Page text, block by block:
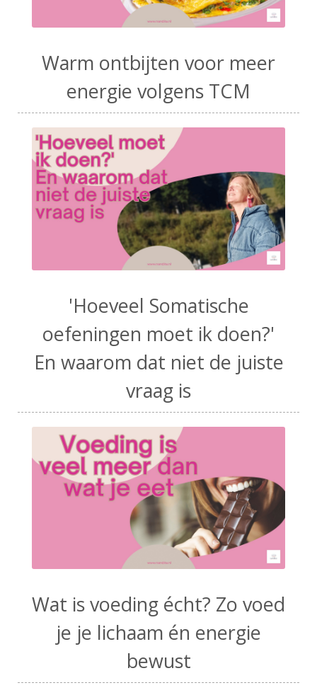
Warm ontbijten voor meer
energie volgens TCM
'Hoeveel Somatische
oefeningen moet ik doen?'
En waarom dat niet de juiste
vraag is
Wat is voeding écht? Zo voed
je je lichaam én energie
bewust